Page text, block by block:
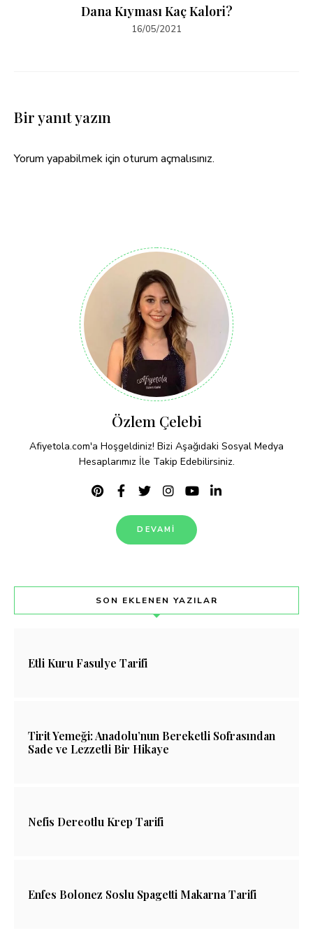
Dana Kıyması Kaç Kalori?
16/05/2021
Bir yanıt yazın
Yorum yapabilmek için oturum açmalısınız.
Özlem Çelebi
Afiyetola.com'a Hoşgeldiniz! Bizi Aşağıdaki Sosyal Medya
Hesaplarımız İle Takip Edebilirsiniz.
DEVAMI
SON EKLENEN YAZILAR
Etli Kuru Fasulye Tarifi
Tirit Yemeği: Anadolu’nun Bereketli Sofrasından
Sade ve Lezzetli Bir Hikaye
Nefis Dereotlu Krep Tarifi
Enfes Bolonez Soslu Spagetti Makarna Tarifi